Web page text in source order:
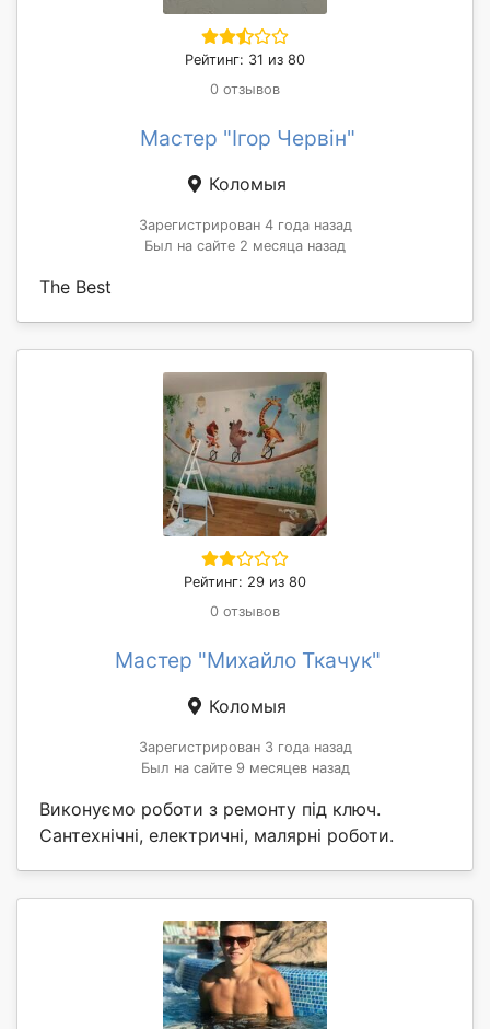
Рейтинг: 31 из 80
0 отзывов
Мастер "Ігор Червін"
Коломыя
Зарегистрирован 4 года назад
Был на сайте 2 месяца назад
The Best
Рейтинг: 29 из 80
0 отзывов
Мастер "Михайло Ткачук"
Коломыя
Зарегистрирован 3 года назад
Был на сайте 9 месяцев назад
Виконуємо роботи з ремонту під ключ.
Сантехнічні, електричні, малярні роботи.